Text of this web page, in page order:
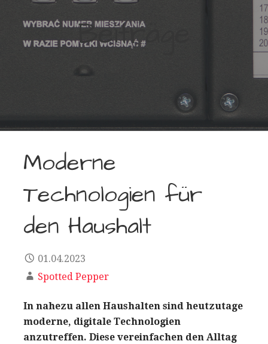
Beiträge
Moderne
Technologien für
den Haushalt
01.04.2023
Spotted Pepper
In nahezu allen Haushalten sind heutzutage
moderne, digitale Technologien
anzutreffen. Diese vereinfachen den Alltag